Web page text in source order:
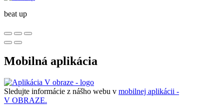
beat up
Mobilná aplikácia
Sledujte informácie z nášho webu v mobilnej aplikácii -
V OBRAZE.